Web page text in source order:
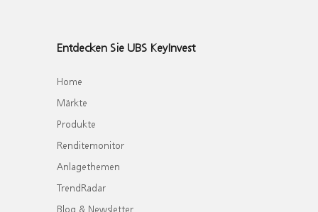
Entdecken Sie UBS KeyInvest
Home
Märkte
Produkte
Renditemonitor
Anlagethemen
TrendRadar
Blog & Newsletter